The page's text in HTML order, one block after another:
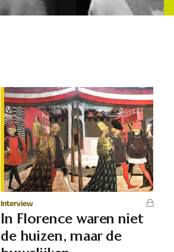
Interview
In Florence waren niet
de huizen, maar de